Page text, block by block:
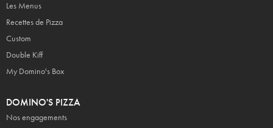
Les Menus
Recettes de Pizza
Custom
Double Kiff
My Domino's Box
DOMINO'S PIZZA
Nos engagements